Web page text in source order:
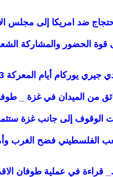
ضد امريكا إلى مجلس
قوة الحضور والمشاركة
جيري يوركام أيام المعركة 83
من الميدان في غزة _
الوقوف إلى جانب غزة
الفلسطيني فضح الغرب
قراءة في عملية طوفان